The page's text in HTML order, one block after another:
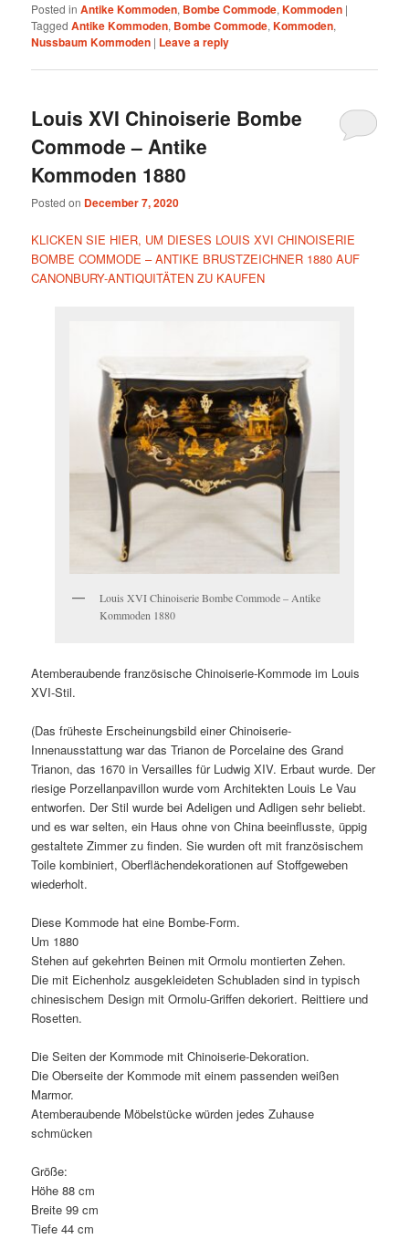
Posted in Antike Kommoden, Bombe Commode,Kommoden |
Tagged Antike Kommoden, Bombe Commode,Kommoden,
Nussbaum Kommoden | Leave a reply
Louis XVI Chinoiserie Bombe
Commode – Antike
Kommoden 1880
Posted on December 7, 2020
KLICKEN SIE HIER, UM DIESES LOUIS XVI CHINOISERIE
BOMBE COMMODE – ANTIKE BRUSTZEICHNER 1880 AUF
CANONBURY-ANTIQUITÄTEN ZU KAUFEN
Louis XVI Chinoiserie Bombe Commode – Antike
Kommoden 1880
Atemberaubende französische Chinoiserie-Kommode im Louis
XVI-Stil.
(Das früheste Erscheinungsbild einer Chinoiserie-
Innenausstattung war das Trianon de Porcelaine des Grand
Trianon, das 1670 in Versailles für Ludwig XIV. Erbaut wurde. Der
riesige Porzellanpavillon wurde vom Architekten Louis Le Vau
entworfen. Der Stil wurde bei Adeligen und Adligen sehr beliebt.
und es war selten, ein Haus ohne von China beeinflusste, üppig
gestaltete Zimmer zu finden. Sie wurden oft mit französischem
Toile kombiniert, Oberflächendekorationen auf Stoffgeweben
wiederholt.
Diese Kommode hat eine Bombe-Form.
Um 1880
Stehen auf gekehrten Beinen mit Ormolu montierten Zehen.
Die mit Eichenholz ausgekleideten Schubladen sind in typisch
chinesischem Design mit Ormolu-Griffen dekoriert. Reittiere und
Rosetten.
Die Seiten der Kommode mit Chinoiserie-Dekoration.
Die Oberseite der Kommode mit einem passenden weißen
Marmor.
Atemberaubende Möbelstücke würden jedes Zuhause
schmücken
Größe:
Höhe 88 cm
Breite 99 cm
Tiefe 44 cm